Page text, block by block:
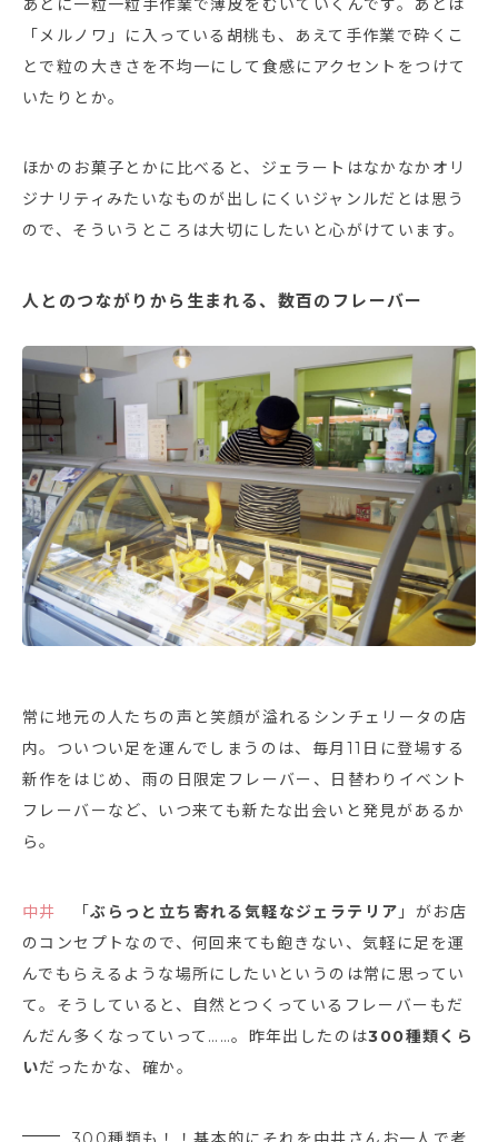
あとに一粒一粒手作業で薄皮をむいていくんです。あとは
「メルノワ」に入っている胡桃も、あえて手作業で砕くこ
とで粒の大きさを不均一にして食感にアクセントをつけて
いたりとか。
ほかのお菓子とかに比べると、ジェラートはなかなかオリ
ジナリティみたいなものが出しにくいジャンルだとは思う
ので、そういうところは大切にしたいと心がけています。
人とのつながりから生まれる、数百のフレーバー
常に地元の人たちの声と笑顔が溢れるシンチェリータの店
内。ついつい足を運んでしまうのは、毎月11日に登場する
新作をはじめ、雨の日限定フレーバー、日替わりイベント
フレーバーなど、いつ来ても新たな出会いと発見があるか
ら。
中井 「ぶらっと立ち寄れる気軽なジェラテリア 」がお店
のコンセプトなので、何回来ても飽きない、気軽に足を運
んでもらえるような場所にしたいというのは常に思ってい
て。そうしていると、自然とつくっているフレーバーもだ
んだん多くなっていって……。昨年出したのは300種類くら
いだったかな、確か。